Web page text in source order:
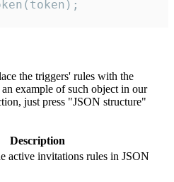
the triggers' rules with the
example of such object in our
just press "JSON structure"
Description
active invitations rules in JSON